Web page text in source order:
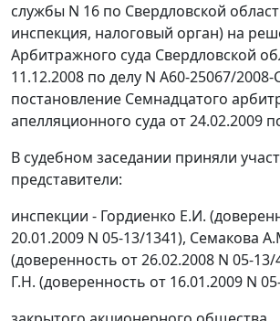
службы N 16 по Свердловской
инспекция, налоговый орган) на
Арбитражного суда Свердловской
11.12.2008 по делу N А60-25067/2008-
постановление Семнадцатого
апелляционного суда от 24.02.2009
В судебном заседании приняли
представители:
инспекции - Гордиенко Е.И.
20.01.2009 N 05-13/1341), Семакова
(доверенность от 26.02.2008 N 05-
Г.Н. (доверенность от 16.01.2009 N